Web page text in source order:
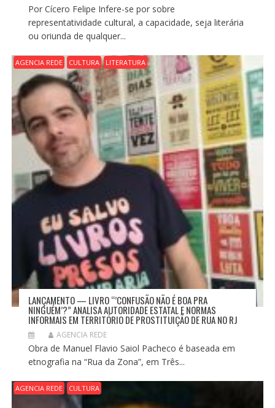
Por Cícero Felipe Infere-se por sobre
representatividade cultural, a capacidade, seja literária
ou oriunda de qualquer...
AGENCIA REDE CULTURA LITERATURA
LANÇAMENTO — LIVRO “’CONFUSÃO NÃO É BOA PRA
NINGUÉM’?” ANALISA AUTORIDADE ESTATAL E NORMAS
INFORMAIS EM TERRITÓRIO DE PROSTITUIÇÃO DE RUA NO RJ
AGENCIA REDE
Obra de Manuel Flavio Saiol Pacheco é baseada em
etnografia na “Rua da Zona”, em Três...
AGENCIA REDE CULTURA